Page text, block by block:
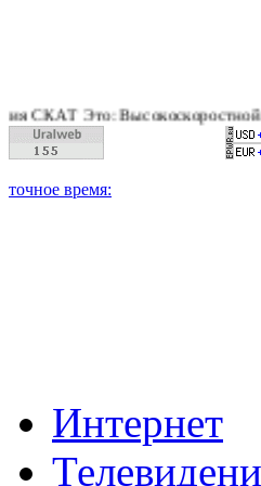
СКАТ Это: Высокоскоростной
Интернет